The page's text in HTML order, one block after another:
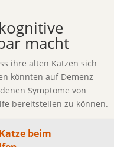
macht
ihre alten Katzen sich
könnten auf Demenz
Symptome von
bereitstellen zu können.
beim